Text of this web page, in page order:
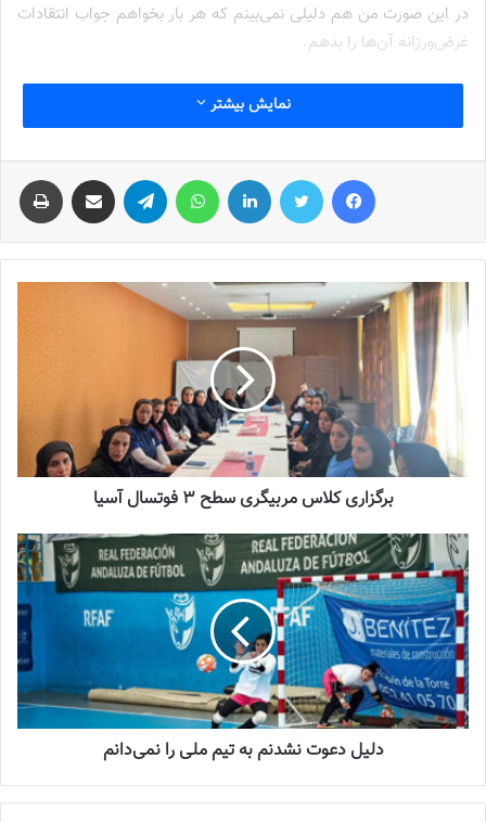
در این صورت من هم دلیلی نمی‌بینم که هر بار بخواهم جواب انتقادات
غرض‌ورزانه آن‌ها را بدهم.
به طور مثال من تاکنون سه بار از یک بازیکن برای حضور در اردوی تیم
ملی دعوت کردم اما این بازیکن رسما اعلام کرده است که قصد حضور در
اردوی ملی را ندارد. این رسانه‌ها می‌نویسند که مریم آزمون این بازیکن
را به اردو فرا نمی‌خواند. این انتقادات اگر با نگاه شخصی نیست، پس چه
منطقی پشتش دارد؟ شماره 904 روزنامه فوتبالز منتشر شد
شماره 772 روزنامه فوتبالز منتشر شد
2022-12-16
شماره 1054 روزنامه فوتبالز منتشر شد
2023-12-25
شماره 900 روزنامه فوتبالز منتشر شد
2023-06-14
شماره 918 روزنامه فوتبالز منتشر شد
2023-07-07
من هم همیشه درخواست‌های خودم را به فدراسیون ارائه دادم، همیشه
به مشکلاتی که وجود داشته معترض بودم اما مگر باید این اعتراض‌ها را
در رسانه انجام بدهم؟ برخی از من توقع ایجاد جنجال دارند اما نمی‌دانند
نمایش بیشتر
برگزاری کلاس مربیگری سطح 3 فوتسال آسیا
دلیل دعوت نشدنم به تیم ملی را نمی‌دانم